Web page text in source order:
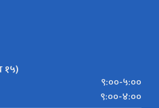
१५)
९:००-५:००
९:००-४:००